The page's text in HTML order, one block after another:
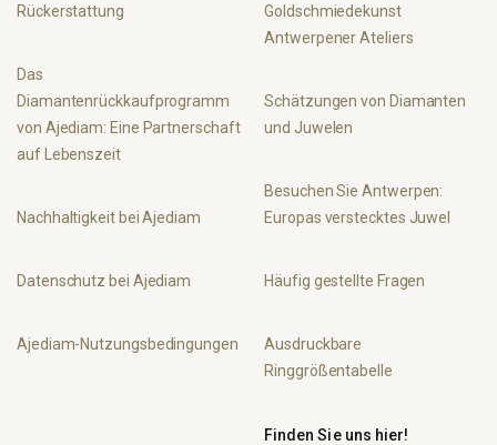
Rückerstattung
Das
Diamantenrückkaufprogramm
von Ajediam: Eine Partnerschaft
auf Lebenszeit
Nachhaltigkeit bei Ajediam
Datenschutz bei Ajediam
Ajediam-Nutzungsbedingungen
Goldschmiedekunst
Antwerpener Ateliers
Schätzungen von Diamanten
und Juwelen
Besuchen Sie Antwerpen:
Europas verstecktes Juwel
Häufig gestellte Fragen
Ausdruckbare
Ringgrößentabelle
Finden Sie uns hier!